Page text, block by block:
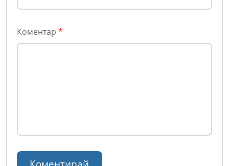
Коментар *